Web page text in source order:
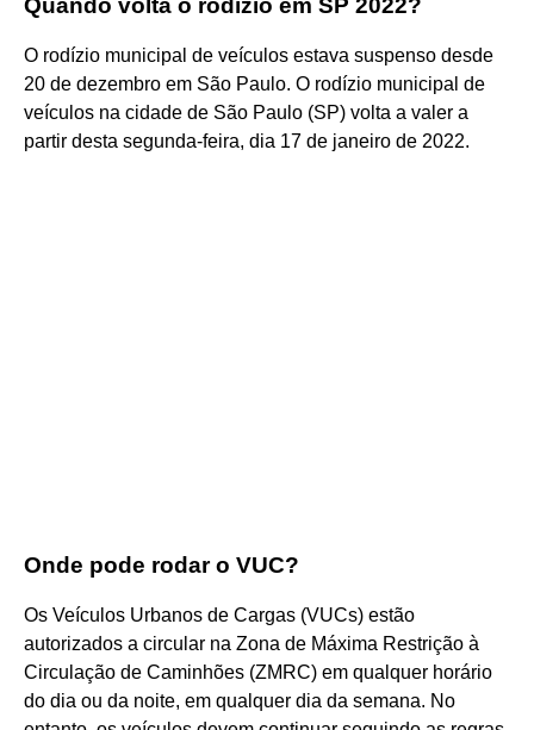
O rodízio municipal de veículos estava suspenso desde
20 de dezembro em São Paulo. O rodízio municipal de
veículos na cidade de São Paulo (SP) volta a valer a
partir desta segunda-feira, dia 17 de janeiro de 2022.
Onde pode rodar o VUC?
Os Veículos Urbanos de Cargas (VUCs) estão
autorizados a circular na Zona de Máxima Restrição à
Circulação de Caminhões (ZMRC) em qualquer horário
do dia ou da noite, em qualquer dia da semana. No